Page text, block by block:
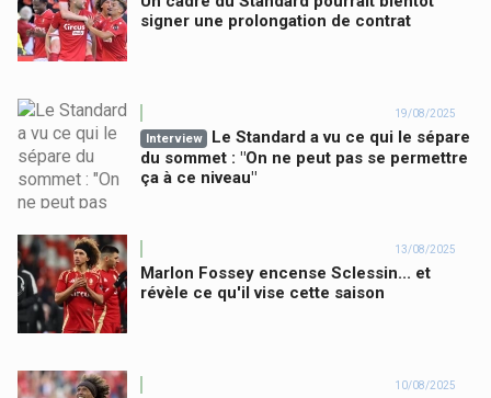
signer une prolongation de contrat
19/08/2025
Interview
Le Standard a vu ce qui le sépare
du sommet : "On ne peut pas se permettre
ça à ce niveau"
13/08/2025
Marlon Fossey encense Sclessin... et
révèle ce qu'il vise cette saison
10/08/2025